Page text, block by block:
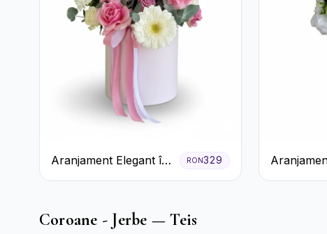
Aranjament Elegant în
Cutie Roz cu Trandafiri
RON329
Verde în
Coroane - Jerbe — Teis